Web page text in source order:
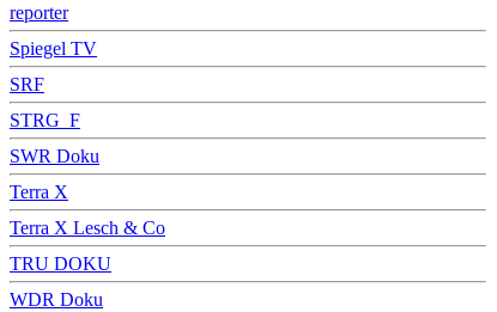
reporter
Spiegel TV
SRF
STRG_F
SWR Doku
Terra X
Terra X Lesch & Co
TRU DOKU
WDR Doku